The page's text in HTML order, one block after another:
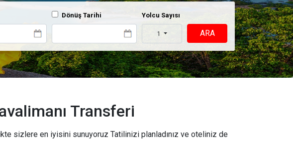
Dönüş Tarihi Yolcu Sayısı
1 ARA
Transferi
sizlere en iyisini sunuyoruz Tatilinizi planladınız ve oteliniz de